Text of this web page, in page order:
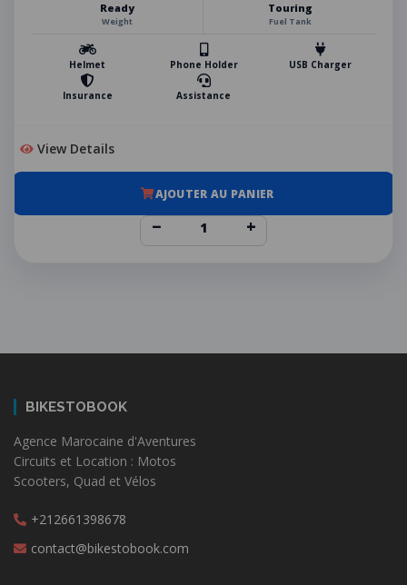
Ready
Weight
Touring
Fuel Tank
Helmet Phone Holder USB Charger
Insurance Assistance
View Details
AJOUTER AU PANIER
− +
BIKESTOBOOK
Agence Marocaine d'Aventures
Circuits et Location : Motos
Scooters, Quad et Vélos
+212661398678
contact@bikestobook.com